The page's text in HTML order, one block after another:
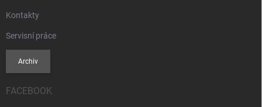
Kontakty
Servisní práce
Archiv
FACEBOOK